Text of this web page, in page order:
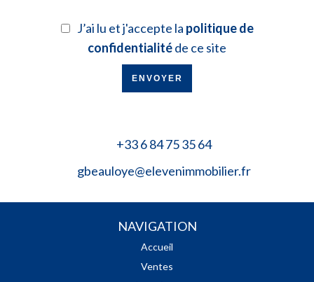
J’ai lu et j'accepte la politique de
confidentialitéde ce site
ENVOYER
+33 6 84 75 35 64
gbeauloye@elevenimmobilier.fr
NAVIGATION
Accueil
Ventes